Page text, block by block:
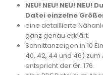
NEU! NEU! NEU!
Datei einzelne
eine detaillierte
ganz genau erklärt.
Schnittanzeigen in 10
40, 42, 44 und 46)
entspricht der Gr. 176.